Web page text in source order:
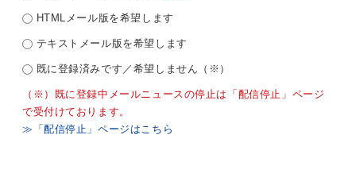
HTMLメール版を希望します
テキストメール版を希望します
既に登録済みです／希望しません（※）
（※）既に登録中メールニュースの停止は「配信停止」ページ
で受付けております。
≫「配信停止」ページはこちら